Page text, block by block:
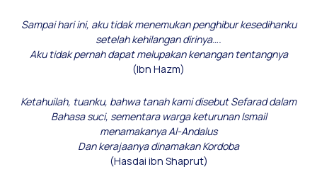
Sampai hari ini, aku tidak menemukan penghibur kesedihanku
setelah kehilangan dirinya….
Aku tidak pernah dapat melupakan kenangan tentangnya
(Ibn Hazm)
Ketahuilah, tuanku, bahwa tanah kami disebut Sefarad dalam
Bahasa suci, sementara warga keturunan Ismail
menamakanya Al-Andalus
Dan kerajaanya dinamakan Kordoba
(Hasdai ibn Shaprut)